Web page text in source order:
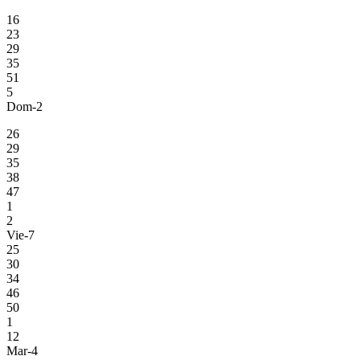
16
23
29
35
51
5
Dom-2
26
29
35
38
47
1
2
Vie-7
25
30
34
46
50
1
12
Mar-4